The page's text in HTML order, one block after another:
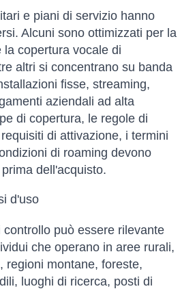
e piani di servizio hanno
Alcuni sono ottimizzati per la
la copertura vocale di
altri si concentrano su banda
fisse, streaming,
aziendali ad alta
di copertura, le regole di
di attivazione, i termini
di roaming devono
dell'acquisto.
d'uso
controllo può essere rilevante
che operano in aree rurali,
regioni montane, foreste,
luoghi di ricerca, posti di